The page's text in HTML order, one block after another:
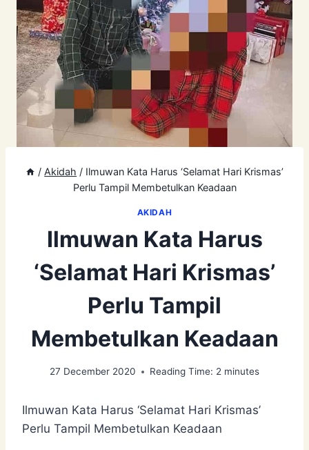
/ Akidah / Ilmuwan Kata Harus ‘Selamat Hari Krismas’
Perlu Tampil Membetulkan Keadaan
AKIDAH
Ilmuwan Kata Harus
‘Selamat Hari Krismas’
Perlu Tampil
Membetulkan Keadaan
27 December 2020 Reading Time: 2 minutes
Ilmuwan Kata Harus ‘Selamat Hari Krismas’
Perlu Tampil Membetulkan Keadaan